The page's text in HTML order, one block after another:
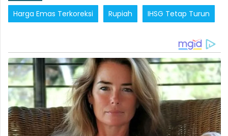
Harga Emas Terkoreksi Rupiah IHSG Tetap Turun